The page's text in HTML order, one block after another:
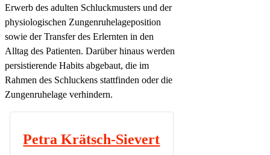
Erwerb des adulten Schluckmusters und der
physiologischen Zungenruhelageposition
sowie der Transfer des Erlernten in den
Alltag des Patienten. Darüber hinaus werden
persistierende Habits abgebaut, die im
Rahmen des Schluckens stattfinden oder die
Zungenruhelage verhindern.
Petra Krätsch-Sievert